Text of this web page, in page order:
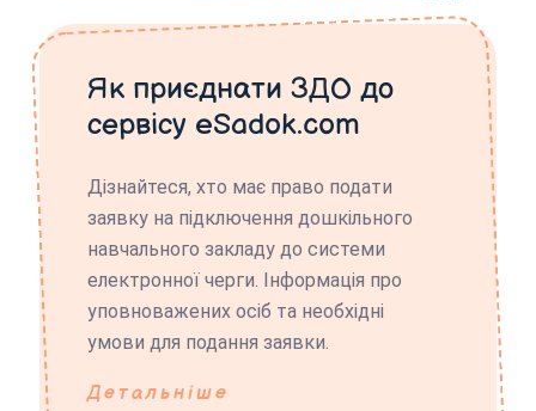
Як приєднати ЗДО до
сервісу eSadok.com
Дізнайтеся, хто має право подати
заявку на підключення дошкільного
навчального закладу до системи
електронної черги. Інформація про
уповноважених осіб та необхідні
умови для подання заявки.
Детальніше